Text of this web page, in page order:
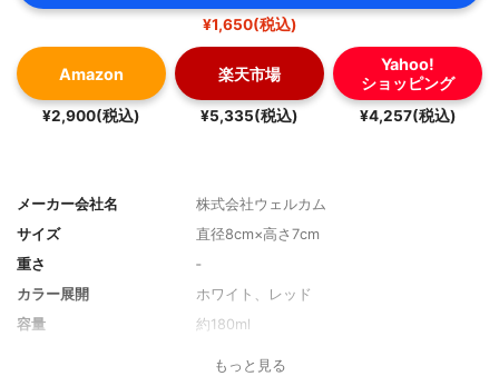
¥1,650(税込)
Amazon
¥2,900(税込)
楽天市場
¥5,335(税込)
Yahoo!
ショッピング
¥4,257(税込)
メーカー会社名
株式会社ウェルカム
サイズ
直径8cm×高さ7cm
重さ
‐
カラー展開
ホワイト、レッド
容量
約180ml
ホーロー用鋼板
もっと見る